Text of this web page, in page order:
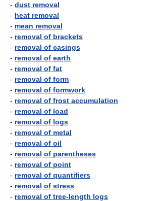
- dust removal
- heat removal
- mean removal
- removal of brackets
- removal of casings
- removal of earth
- removal of fat
- removal of form
- removal of formwork
- removal of frost accumulation
- removal of load
- removal of logs
- removal of metal
- removal of oil
- removal of parentheses
- removal of point
- removal of quantifiers
- removal of stress
- removal of tree-length logs